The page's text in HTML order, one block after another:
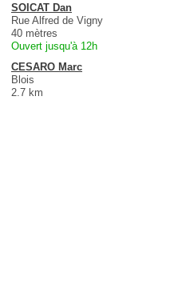
SOICAT Dan
Rue Alfred de Vigny
40 mètres
Ouvert jusqu'à 12h
CESARO Marc
Blois
2.7 km